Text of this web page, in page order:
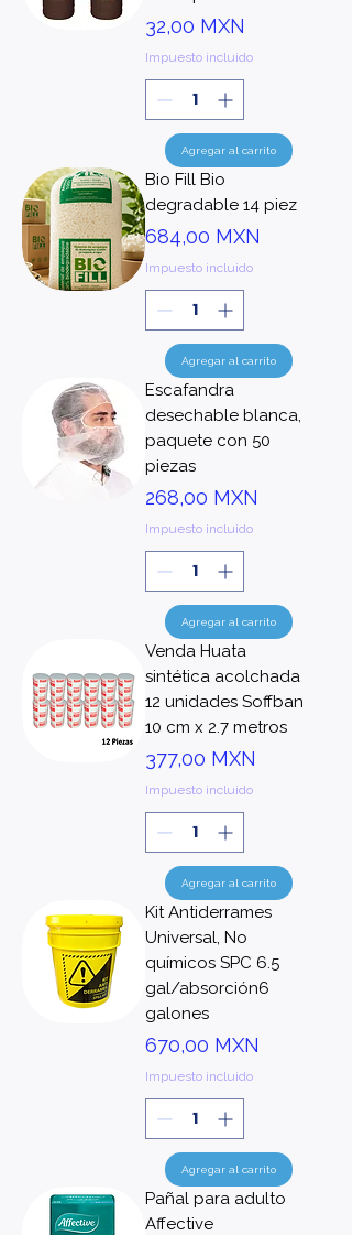
Precio
32,00 MXN
Impuesto incluido
Agregar al carrito
Bio Fill Bio
degradable 14 piez
Precio
684,00 MXN
Impuesto incluido
Agregar al carrito
Escafandra
desechable blanca,
paquete con 50
piezas
Precio
268,00 MXN
Impuesto incluido
Agregar al carrito
Venda Huata
sintética acolchada
12 unidades Soffban
10 cm x 2.7 metros
Precio
377,00 MXN
Impuesto incluido
Agregar al carrito
Kit Antiderrames
Universal, No
químicos SPC 6.5
gal/absorción6
galones
Precio
670,00 MXN
Impuesto incluido
Agregar al carrito
Pañal para adulto
Affective